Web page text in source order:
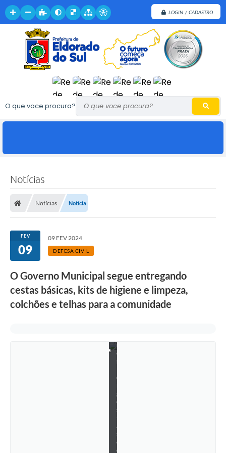
LOGIN / CADASTRO
O que voce procura?
Notícias
Notícias Notícia
FEV
09
09 FEV 2024
DEFESA CIVIL
O Governo Municipal segue entregando
cestas básicas, kits de higiene e limpeza,
colchões e telhas para a comunidade
u
e
s
o
g
e
s
-
A
s
c
o